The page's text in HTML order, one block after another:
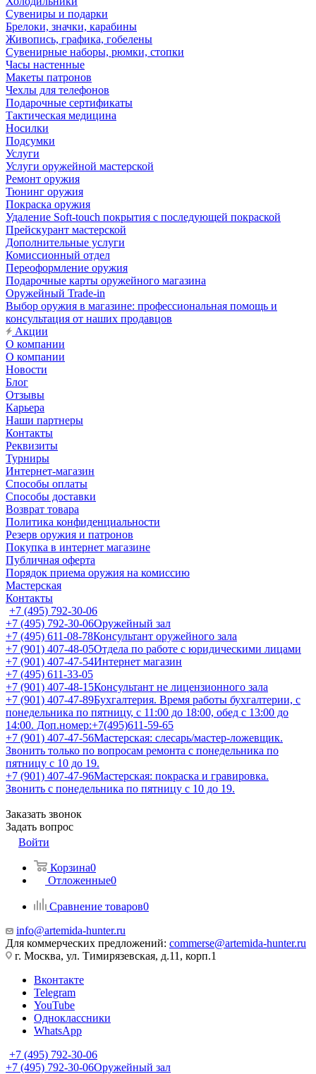
Сувениры и подарки
Брелоки, значки, карабины
Живопись, графика, гобелены
Сувенирные наборы, рюмки, стопки
Часы настенные
Макеты патронов
Чехлы для телефонов
Подарочные сертификаты
Тактическая медицина
Носилки
Подсумки
Услуги
Услуги оружейной мастерской
Ремонт оружия
Тюнинг оружия
Покраска оружия
Удаление Soft-touch покрытия с последующей покраской
Прейскурант мастерской
Дополнительные услуги
Комиссионный отдел
Переоформление оружия
Подарочные карты оружейного магазина
Оружейный Trade-in
Выбор оружия в магазине: профессиональная помощь и
консультация от наших продавцов
Акции
О компании
О компании
Новости
Блог
Отзывы
Карьера
Наши партнеры
Контакты
Реквизиты
Турниры
Интернет-магазин
Способы оплаты
Способы доставки
Возврат товара
Политика конфиденциальности
Резерв оружия и патронов
Покупка в интернет магазине
Публичная оферта
Порядок приема оружия на комиссию
Мастерская
Контакты
+7 (495) 792-30-06
+7 (495) 792-30-06Оружейный зал
+7 (495) 611-08-78Консультант оружейного зала
+7 (901) 407-48-05Отдела по работе с юридическими лицами
+7 (901) 407-47-54Интернет магазин
+7 (495) 611-33-05
+7 (901) 407-48-15Консультант не лицензионного зала
+7 (901) 407-47-89Бухгалтерия. Время работы бухгалтерии, с
понедельника по пятницу, с 11:00 до 18:00, обед с 13:00 до
14:00. Доп.номер:+7(495)611-59-65
+7 (901) 407-47-56Мастерская: слесарь/мастер-ложевщик.
Звонить только по вопросам ремонта с понедельника по
пятницу с 10 до 19.
+7 (901) 407-47-96Мастерская: покраска и гравировка.
Звонить с понедельника по пятницу с 10 до 19.
Заказать звонок
Задать вопрос
Войти
Корзина0
Отложенные0
Сравнение товаров0
info@artemida-hunter.ru
Для коммерческих предложений: commerse@artemida-hunter.ru
г. Москва, ул. Тимирязевская, д.11, корп.1
Вконтакте
Telegram
YouTube
Одноклассники
WhatsApp
+7 (495) 792-30-06
+7 (495) 792-30-06Оружейный зал